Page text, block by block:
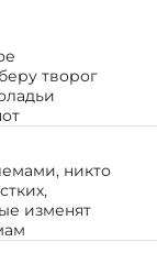
творог
никто
изменят